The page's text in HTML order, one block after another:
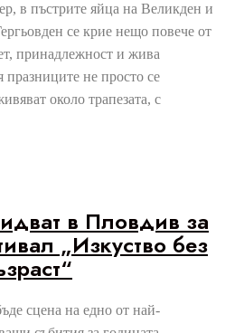
в пъстрите яйца на Великден и
се крие нещо повече от
принадлежност и жива
не просто се
около трапезата, с
в Пловдив за
„Изкуство без
сцена на едно от най-